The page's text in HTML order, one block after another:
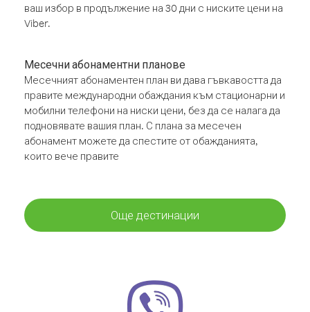
ваш избор в продължение на 30 дни с ниските цени на
Viber.
Месечни абонаментни планове
Месечният абонаментен план ви дава гъвкавостта да
правите международни обаждания към стационарни и
мобилни телефони на ниски цени, без да се налага да
подновявате вашия план. С плана за месечен
абонамент можете да спестите от обажданията,
които вече правите
Още дестинации